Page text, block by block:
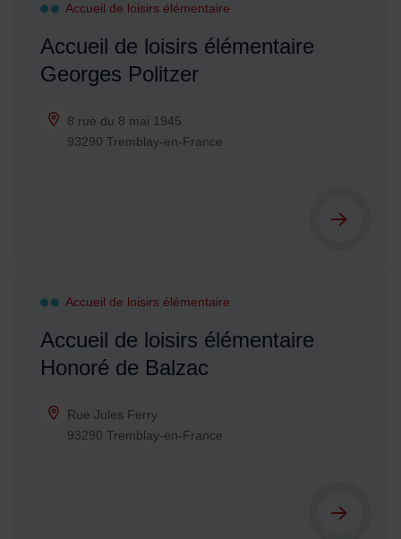
Accueil de loisirs élémentaire
Accueil de loisirs élémentaire
Georges Politzer
8 rue du 8 mai 1945
93290 Tremblay-en-France
Accueil de loisirs élémentaire
Accueil de loisirs élémentaire
Honoré de Balzac
Rue Jules Ferry
93290 Tremblay-en-France